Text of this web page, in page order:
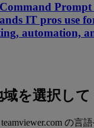
Prompt
IT pros use
automation,
を選択し
の言